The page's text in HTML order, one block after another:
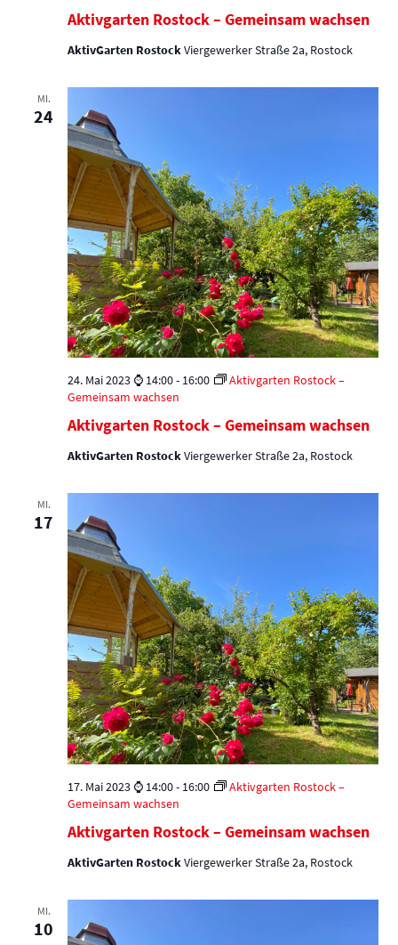
Aktivgarten Rostock – Gemeinsam wachsen
AktivGarten RostockViergewerker Straße 2a, Rostock
MI.
24
Aktivgarten Rostock – Gemeinsam wachsen
24. Mai 2023 ⌚ 14:00- 16:00
Aktivgarten Rostock –
Gemeinsam wachsen
AktivGarten RostockViergewerker Straße 2a, Rostock
MI.
17
Aktivgarten Rostock – Gemeinsam wachsen
17. Mai 2023 ⌚ 14:00- 16:00
Aktivgarten Rostock –
Gemeinsam wachsen
AktivGarten RostockViergewerker Straße 2a, Rostock
MI.
10